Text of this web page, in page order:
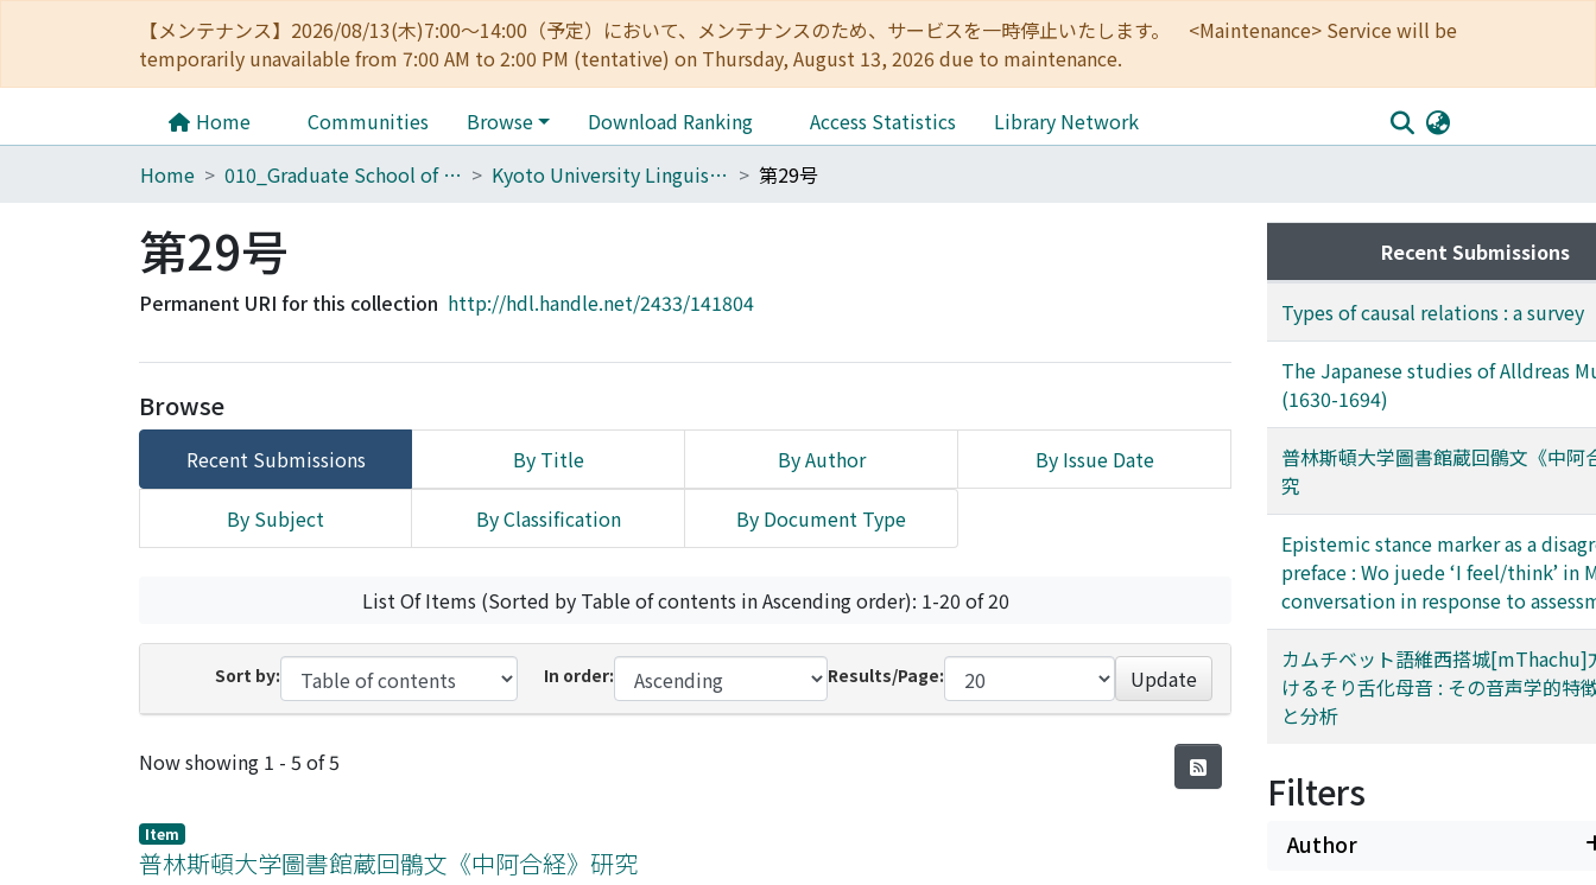
【メンテナンス】2026/08/13(木)7:00～14:00（予定）において、メンテナンスのため、サービスを一時停止いたします。 <Maintenance> Service will be
temporarily unavailable from 7:00 AM to 2:00 PM (tentative) on Thursday, August 13, 2026 due to maintenance.
Home Communities Browse Download Ranking Access Statistics
Library Network
Home
010_Graduate School of Letters Kyoto University Linguistic Research 第29号
第29号
Permanent URI for this collection http://hdl.handle.net/2433/141804
Browse
Recent Submissions By Title By Author By Issue Date
By Subject By Classification By Document Type
List Of Items (Sorted by Table of contents in Ascending order): 1-20 of 20
Sort by: In order: Results/Page: Update
Recent Submissions
Now showing 1 - 5 of 5
Item
普林斯頓大学圖書館蔵回鶻文《中阿合経》研究
Recent Submissions
Types of causal relations : a survey
The Japanese studies of Alldreas
(1630-1694)
普林斯頓大学圖書館蔵回鶻文《中阿
究
Epistemic stance marker as a
preface : Wo juede ‘I feel/think’ in
conversation in response to
カムチベット語維西搭城[mThachu]
けるそり舌化母音 : その音声学的特
と分析
Filters
Author